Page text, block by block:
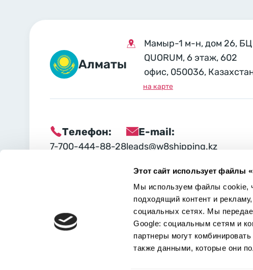
Этот сайт использует файлы
Мы используем файлы cookie,
подходящий контент и
социальных сетях. Мы
Google: социальным сетям и
партнеры могут
также данными, которые они
Алматы
Мамыр-1 м-н, дом 26, БЦ
QUORUM, 6 этаж, 602
офис, 050036,
на карте
Телефон:
7-700-444-88-28
E-mail:
leads@w8shipping.kz
Социальные сети: